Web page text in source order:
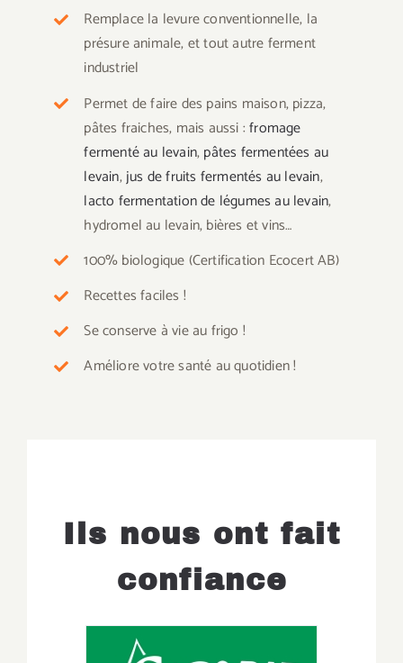
Remplace la levure conventionnelle, la
présure animale, et tout autre ferment
industriel
Permet de faire des pains maison, pizza,
pâtes fraiches, mais aussi :fromage
fermenté au levain,pâtes fermentées au
levain,jus de fruits fermentés au levain,
lacto fermentation de légumes au levain,
hydromel au levain, bières et vins…
100% biologique (Certification Ecocert AB)
Recettes faciles !
Se conserve à vie au frigo !
Améliore votre santé au quotidien !
Ils nous ont fait
confiance